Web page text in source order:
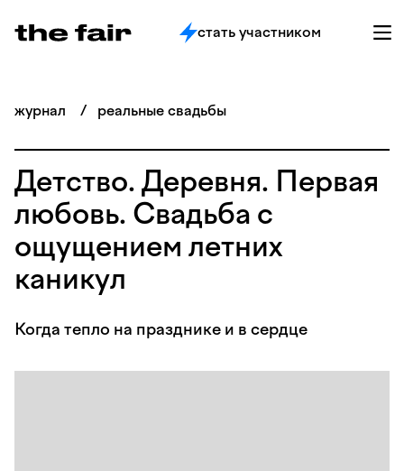
стать участником
журнал / реальные свадьбы
Детство. Деревня. Первая
любовь. Свадьба с
ощущением летних
каникул
Когда тепло на празднике и в сердце